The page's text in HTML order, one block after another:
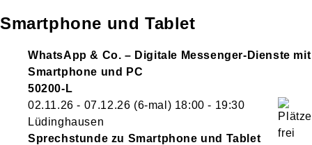
Smartphone und Tablet
WhatsApp & Co. – Digitale Messenger-Dienste mit
Smartphone und PC
50200-L
02.11.26 - 07.12.26 (6-mal) 18:00 - 19:30
Lüdinghausen
Sprechstunde zu Smartphone und Tablet